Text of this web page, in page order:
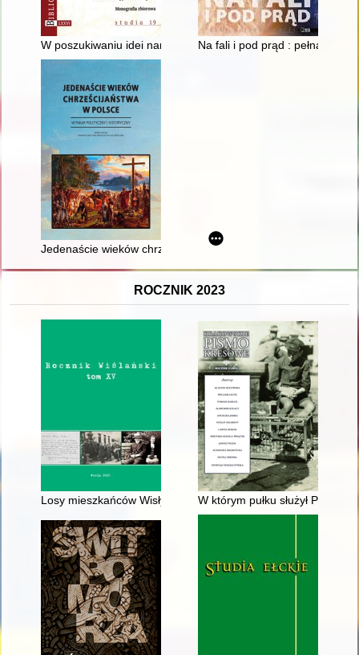
W poszukiwaniu idei narodowej : "Krajowość" początku XX
Na fali i pod prąd : pełna
Jedenaście wieków chrześcijaństwa : wymiar polityczny i
ROCZNIK 2023
Losy mieszkańców Wisły podczas II wojny światowej -
W którym pułku służył Piotr